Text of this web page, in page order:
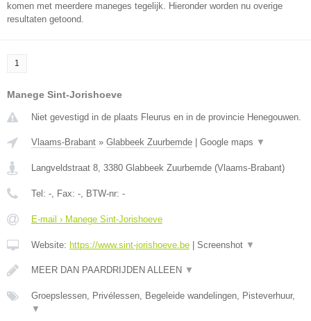
komen met meerdere maneges tegelijk. Hieronder worden nu overige
resultaten getoond.
1
Manege Sint-Jorishoeve
Niet gevestigd in de plaats Fleurus en in de provincie Henegouwen.
Vlaams-Brabant » Glabbeek Zuurbemde Google maps ▼
Langveldstraat 8, 3380 Glabbeek Zuurbemde (Vlaams-Brabant)
Tel: -, Fax: -, BTW-nr: -
E-mail › Manege Sint-Jorishoeve
Website: https://www.sint-jorishoeve.be Screenshot ▼
MEER DAN PAARDRIJDEN ALLEEN ▼
Groepslessen, Privélessen, Begeleide wandelingen, Pisteverhuur,
▼